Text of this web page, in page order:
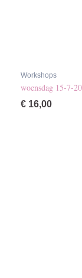
Workshops
woensdag 15-7-
€ 16,00